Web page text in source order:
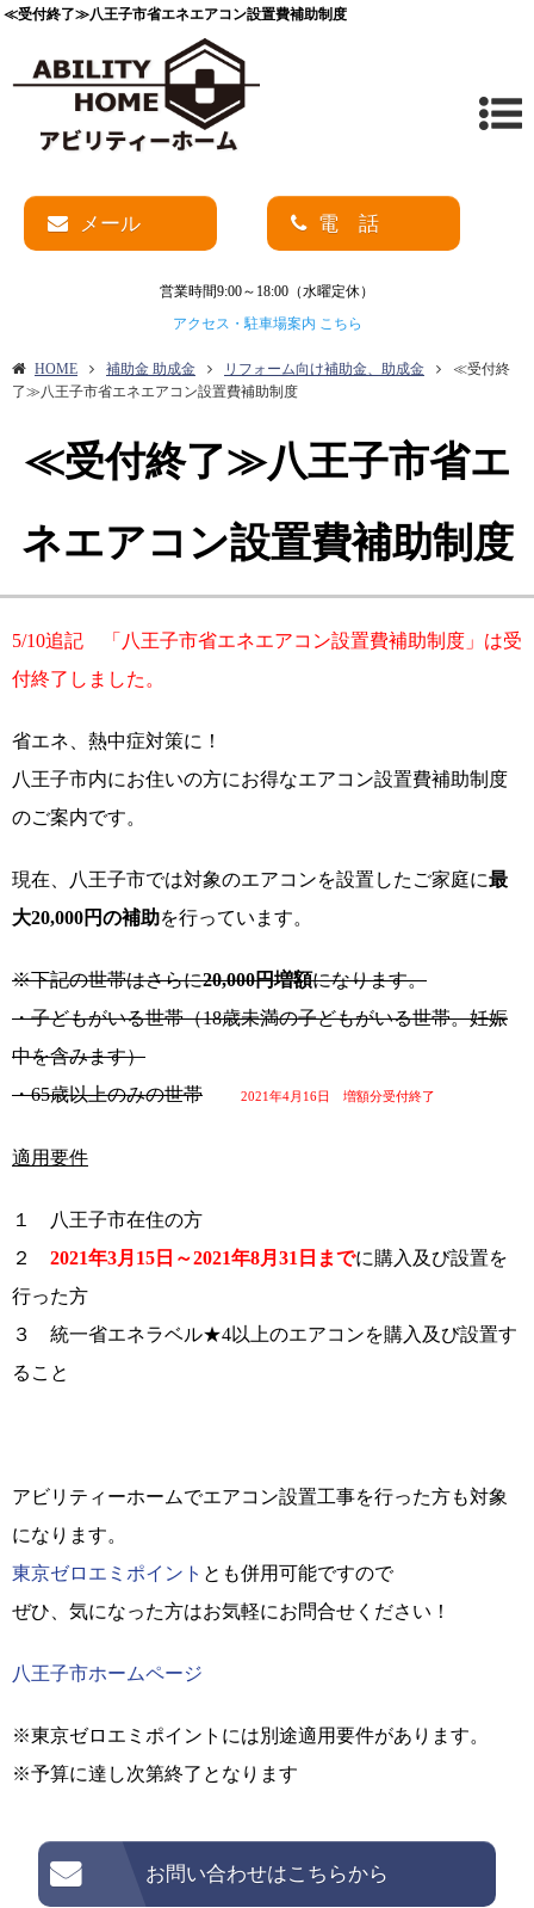
≪受付終了≫八王子市省エネエアコン設置費補助制度
メール 電 話
営業時間9:00～18:00（水曜定休）
アクセス・駐車場案内 こちら
HOME 補助金 助成金 リフォーム向け補助金、助成金
≪受付終
了≫八王子市省エネエアコン設置費補助制度
≪受付終了≫八王子市省エ
ネエアコン設置費補助制度
5/10追記 「八王子市省エネエアコン設置費補助制度」は受
付終了しました。
省エネ、熱中症対策に！
八王子市内にお住いの方にお得なエアコン設置費補助制度
のご案内です。
現在、八王子市では対象のエアコンを設置したご家庭に最
大20,000円の補助を行っています。
※下記の世帯はさらに20,000円増額になります。
・子どもがいる世帯（18歳未満の子どもがいる世帯。妊娠
中を含みます）
・65歳以上のみの世帯
2021年4月16日 増額分受付終了
適用要件
１ 八王子市在住の方
２ 2021年3月15日～2021年8月31日までに購入及び設置を
行った方
３ 統一省エネラベル★4以上のエアコンを購入及び設置す
ること
アビリティーホームでエアコン設置工事を行った方も対象
になります。
東京ゼロエミポイント とも併用可能ですので
ぜひ、気になった方はお気軽にお問合せください！
八王子市ホームページ
※東京ゼロエミポイントには別途適用要件があります。
※予算に達し次第終了となります
お問い合わせはこちらから